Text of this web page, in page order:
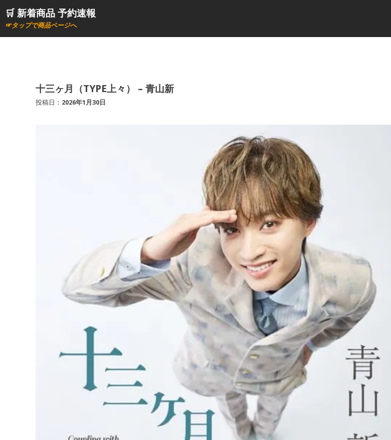
ン🛒 新着商品 予約速報
☞タップで商品ページへ
十三ヶ月（TYPE上々） – 青山新
投稿日： 2026年1月30日